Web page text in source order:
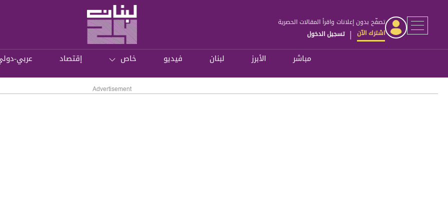
تصفّح بدون إعلانات واقرأ المقالات الحصرية
اشترك الآن | تسجيل الدخول
مباشر الأبرز لبنان فيديو خاص إقتصاد عربي-
Advertisement